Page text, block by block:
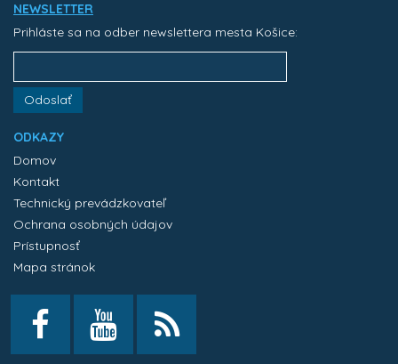
NEWSLETTER
Prihláste sa na odber newslettera mesta Košice:
Odoslať
ODKAZY
Domov
Kontakt
Technický prevádzkovateľ
Ochrana osobných údajov
Prístupnosť
Mapa stránok